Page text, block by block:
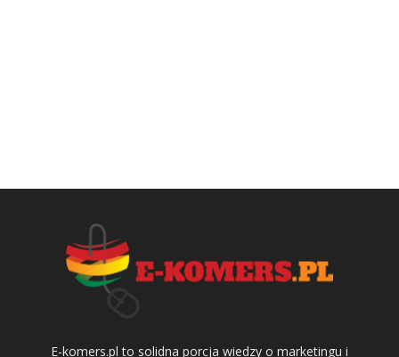
E-komers.pl to solidna porcja wiedzy o marketingu i